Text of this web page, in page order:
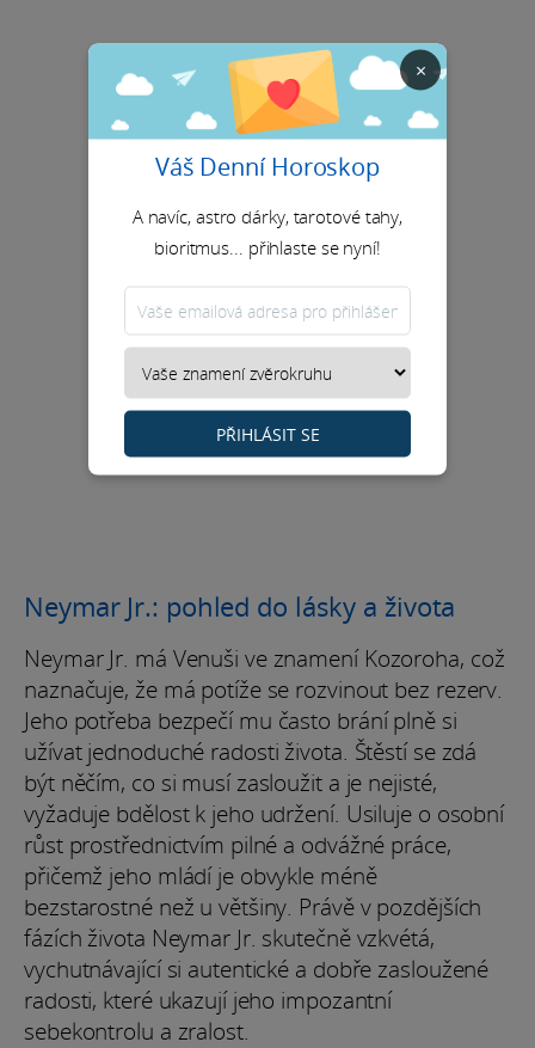
Neymar Jr.: pohled do lásky a života
Neymar Jr. má Venuši ve znamení Kozoroha, což
naznačuje, že má potíže se rozvinout bez rezerv.
Jeho potřeba bezpečí mu často brání plně si
užívat jednoduché radosti života. Štěstí se zdá
být něčím, co si musí zasloužit a je nejisté,
vyžaduje bdělost k jeho udržení. Usiluje o osobní
růst prostřednictvím pilné a odvážné práce,
přičemž jeho mládí je obvykle méně
bezstarostné než u většiny. Právě v pozdějších
fázích života Neymar Jr. skutečně vzkvétá,
vychutnávající si autentické a dobře zasloužené
radosti, které ukazují jeho impozantní
sebekontrolu a zralost.
×
Váš Denní Horoskop
A navíc, astro dárky, tarotové tahy,
bioritmus... přihlaste se nyní!
PŘIHLÁSIT SE